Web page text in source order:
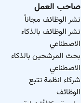
صاحب العمل
نشر الوظائف مجاناً
نشر الوظائف بالذكاء
الاصطناعي
بحث المرشحين بالذكاء
الاصطناعي
شركاء انظمة تتبع
الوظائف